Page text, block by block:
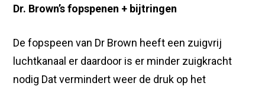
Dr. Brown’s fopspenen + bijtringen
De fopspeen van Dr Brown heeft een zuigvrij
luchtkanaal er daardoor is er minder zuigkracht
nodig Dat vermindert weer de druk op het